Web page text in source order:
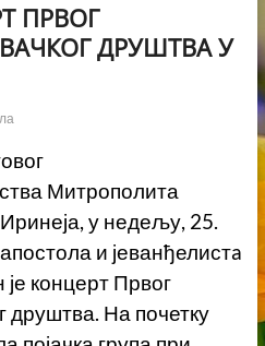
ПРВОГ
ДРУШТВА У
Митрополита
у недељу, 25.
и јеванђелистa
концерт Првог
друштва. На почетку